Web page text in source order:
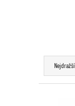
Ř
a
Nejdražší